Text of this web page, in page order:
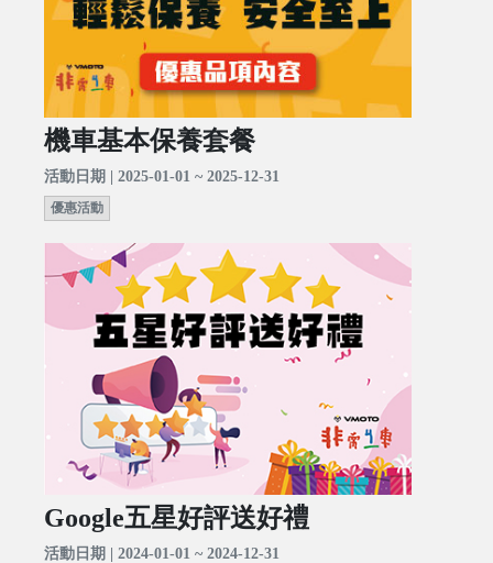
機車基本保養套餐
活動日期 | 2025-01-01 ~ 2025-12-31
優惠活動
Google五星好評送好禮
活動日期 | 2024-01-01 ~ 2024-12-31